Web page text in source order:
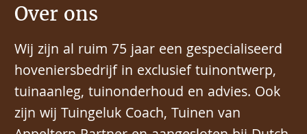
Over ons
Wij zijn al ruim 75 jaar een gespecialiseerd
hoveniersbedrijf in exclusief tuinontwerp,
tuinaanleg, tuinonderhoud en advies. Ook
zijn wij Tuingeluk Coach, Tuinen van